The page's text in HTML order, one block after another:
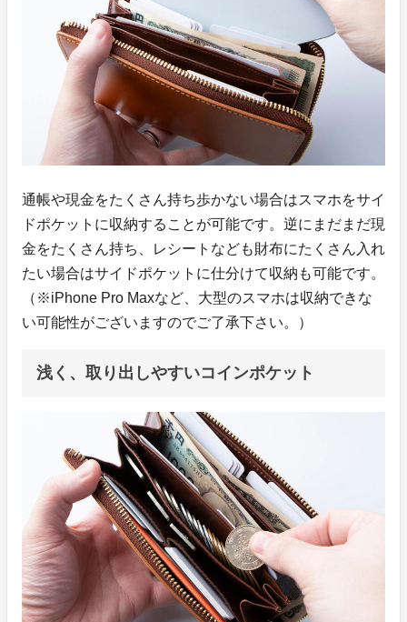
通帳や現金をたくさん持ち歩かない場合はスマホをサイ
ドポケットに収納することが可能です。逆にまだまだ現
金をたくさん持ち、レシートなども財布にたくさん入れ
たい場合はサイドポケットに仕分けて収納も可能です。
（※iPhone Pro Maxなど、大型のスマホは収納できな
い可能性がございますのでご了承下さい。）
浅く、取り出しやすいコインポケット